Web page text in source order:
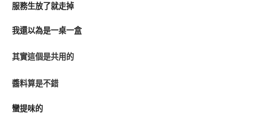
服務生放了就走掉
我還以為是一桌一盒
其實這個是共用的
醬料算是不錯
蠻提味的